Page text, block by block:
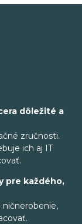
dôležité a
zručnosti.
ich aj IT
pre každého,
ničnerobenie,